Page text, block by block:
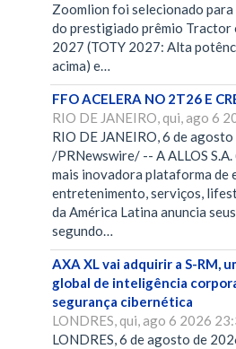
Zoomlion foi selecionado
do prestigiado prêmio Tractor
2027 (TOTY 2027: Alta
acima) e…
FFO ACELERA NO 2T26 E
RIO DE JANEIRO, qui, ago 6
RIO DE JANEIRO, 6 de
/PRNewswire/ -- A ALLOS S.A.
mais inovadora plataforma de
entretenimento, serviços,
da América Latina anuncia
segundo…
AXA XL vai adquirir a S-RM,
global de inteligência
segurança cibernética
LONDRES, qui, ago 6 2026
LONDRES, 6 de agosto de